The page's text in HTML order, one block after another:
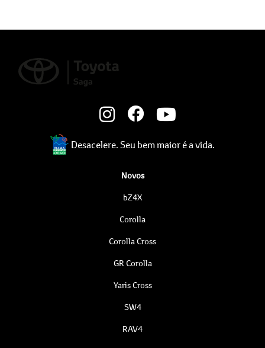
Desacelere. Seu bem maior é a vida.
Novos
bZ4X
Corolla
Corolla Cross
GR Corolla
Yaris Cross
SW4
RAV4